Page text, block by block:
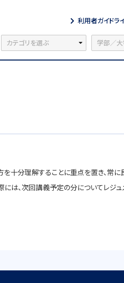
利用者ガイドラ
十分理解することに重点を置き、常
は、次回講義予定の分についてレジュ